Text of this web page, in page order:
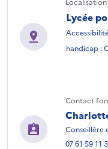
Lycée
handicap :
Contact
Conseillère
07 61 59 11